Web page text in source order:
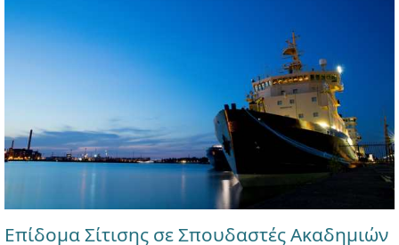
Επίδομα Σίτισης σε Σπουδαστές Ακαδημιών